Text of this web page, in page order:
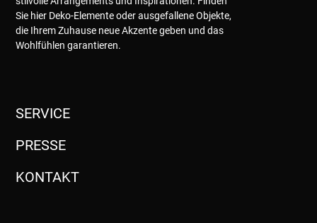
Sie hier Deko-Elemente oder ausgefallene Objekte,
die Ihrem Zuhause neue Akzente geben und das
Wohlfühlen garantieren.
SERVICE
PRESSE
KONTAKT